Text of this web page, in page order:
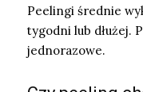
Peelingi średnie
tygodni lub dłużej.
jednorazowe.